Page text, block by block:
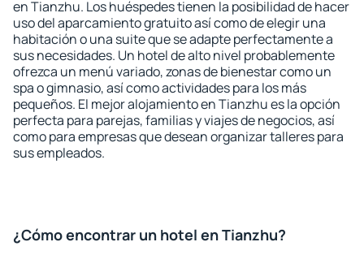
en Tianzhu. Los huéspedes tienen la posibilidad de hacer
uso del aparcamiento gratuito así como de elegir una
habitación o una suite que se adapte perfectamente a
sus necesidades. Un hotel de alto nivel probablemente
ofrezca un menú variado, zonas de bienestar como un
spa o gimnasio, así como actividades para los más
pequeños. El mejor alojamiento en Tianzhu es la opción
perfecta para parejas, familias y viajes de negocios, así
como para empresas que desean organizar talleres para
sus empleados.
¿Cómo encontrar un hotel en Tianzhu?